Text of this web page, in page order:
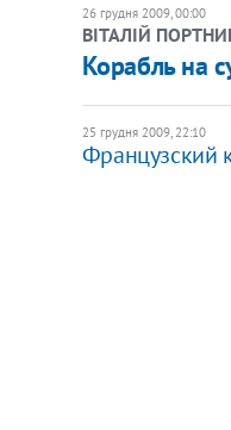
26 грудня 2009, 00:00
ВІТАЛІЙ
Корабль на
25 грудня 2009, 22:10
Французский